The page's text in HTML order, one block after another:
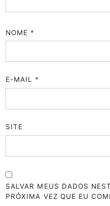
NOME *
E-MAIL *
SITE
SALVAR MEUS DADOS
PRÓXIMA VEZ QUE EU